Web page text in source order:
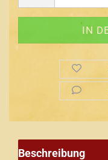
Beschreibung